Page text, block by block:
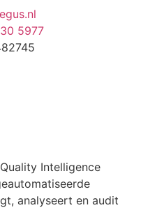
5977
Intelligence
analyseert en audit